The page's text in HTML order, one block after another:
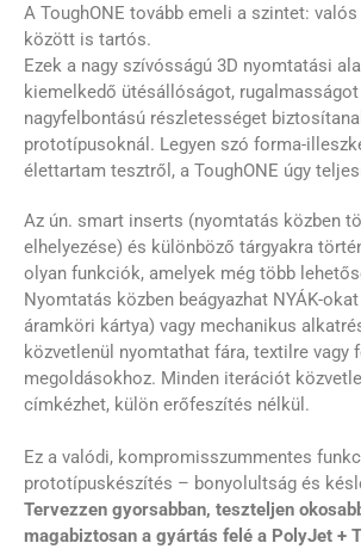
A ToughONE tovább emeli a szintet:
között is tartós.
Ezek a nagy szívósságú 3D nyomtatási
kiemelkedő ütésállóságot, rugalmasságot
nagyfelbontású részletességet
prototípusoknál. Legyen szó forma-
élettartam tesztről, a ToughONE úgy
Az ún. smart inserts (nyomtatás közben
elhelyezése) és különböző tárgyakra
olyan funkciók, amelyek még több
Nyomtatás közben beágyazhat NYÁK-
áramköri kártya) vagy mechanikus
közvetlenül nyomtathat fára, textilre vagy
megoldásokhoz. Minden iterációt
címkézhet, külön erőfeszítés nélkül.
Ez a valódi, kompromisszummentes
prototípuskészítés – bonyolultság és
Tervezzen gyorsabban, teszteljen
magabiztosan a gyártás felé a PolyJet +